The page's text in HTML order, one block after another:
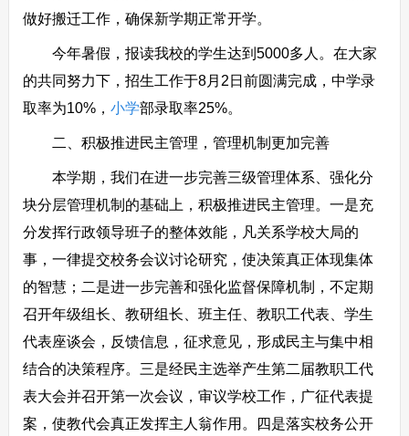
做好搬迁工作，确保新学期正常开学。
今年暑假，报读我校的学生达到5000多人。在大家
的共同努力下，招生工作于8月2日前圆满完成，中学录
取率为10%， 小学部录取率25%。
二、积极推进民主管理，管理机制更加完善
本学期，我们在进一步完善三级管理体系、强化分
块分层管理机制的基础上，积极推进民主管理。一是充
分发挥行政领导班子的整体效能，凡关系学校大局的
事，一律提交校务会议讨论研究，使决策真正体现集体
的智慧；二是进一步完善和强化监督保障机制，不定期
召开年级组长、教研组长、班主任、教职工代表、学生
代表座谈会，反馈信息，征求意见，形成民主与集中相
结合的决策程序。三是经民主选举产生第二届教职工代
表大会并召开第一次会议，审议学校工作，广征代表提
案，使教代会真正发挥主人翁作用。四是落实校务公开